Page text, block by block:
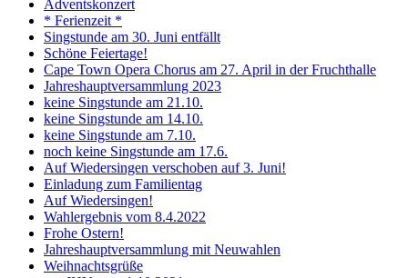
Adventskonzert
* Ferienzeit *
Singstunde am 30. Juni entfällt
Schöne Feiertage!
Cape Town Opera Chorus am 27. April in der Fruchthalle
Jahreshauptversammlung 2023
keine Singstunde am 21.10.
keine Singstunde am 14.10.
keine Singstunde am 7.10.
noch keine Singstunde am 17.6.
Auf Wiedersingen verschoben auf 3. Juni!
Einladung zum Familientag
Auf Wiedersingen!
Wahlergebnis vom 8.4.2022
Frohe Ostern!
Jahreshauptversammlung mit Neuwahlen
Weihnachtsgrüße